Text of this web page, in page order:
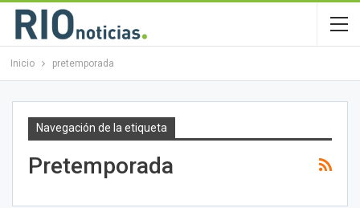
Inicio pretemporada
Navegación de la etiqueta
Pretemporada